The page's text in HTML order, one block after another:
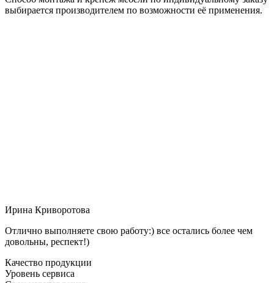
выбирается производителем по возможности её применения.
Ирина Криворотова
Отлично выполняете свою работу:) все остались более чем
довольны, респект!)
Качество продукции
Уровень сервиса